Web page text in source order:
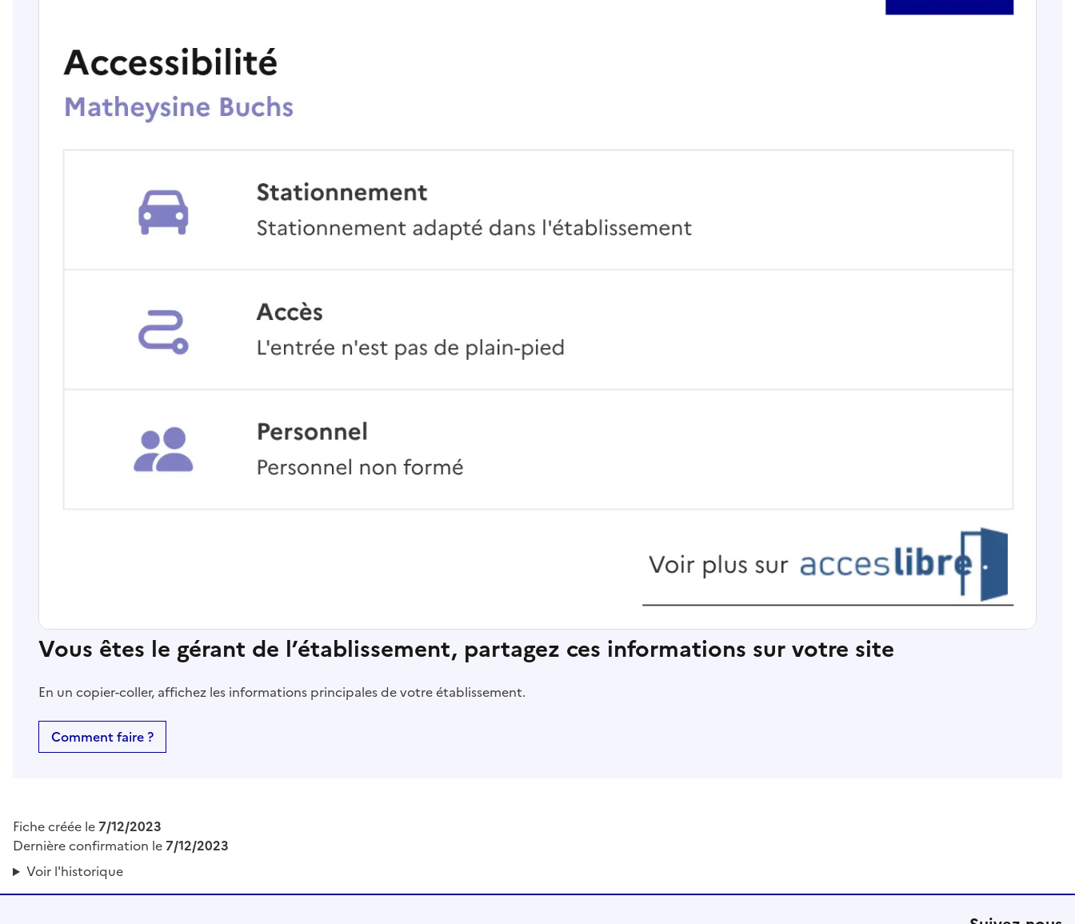
Vous êtes le gérant de l’établissement, partagez ces informations sur votre site
En un copier-coller, affichez les informations principales de votre établissement.
Comment faire ?
Fiche créée le 7/12/2023
Dernière confirmation le 7/12/2023
Voir l'historique